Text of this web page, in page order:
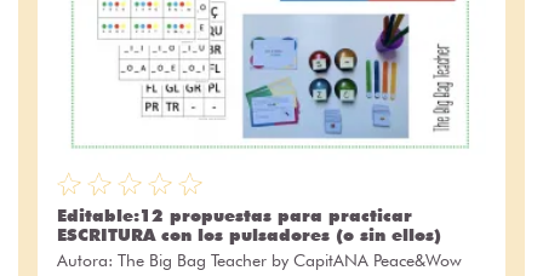
Editable:12 propuestas para practicar
ESCRITURA con los pulsadores (o sin ellos)
Autora: The Big Bag Teacher by CapitANA Peace&Wow